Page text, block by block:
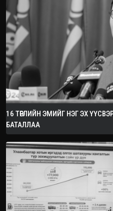
16 ТӨРЛИЙН ЭМИЙГ НЭГ ЭХ
БАТАЛЛАА